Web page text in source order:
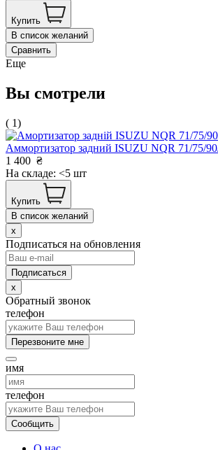
Купить
В список желаний
Сравнить
Еще
Вы смотрели
( 1)
Аммортизатор задний ISUZU NQR 71/75/
1 400 ₴
На складе: <5 шт
Купить
В список желаний
x
Подписаться на обновления
x
Обратный звонок
телефон
Перезвоните мне
имя
телефон
Сообщить